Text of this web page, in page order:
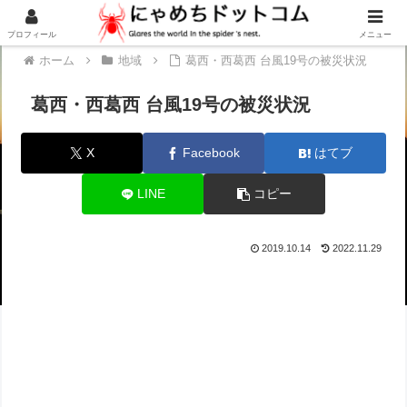
ホーム 地域 葛西・西葛西 台風19号の被災状況
葛西・西葛西 台風19号の被災状況
X Facebook はてブ
LINE コピー
2019.10.14 2022.11.29
プロフィール メニュー